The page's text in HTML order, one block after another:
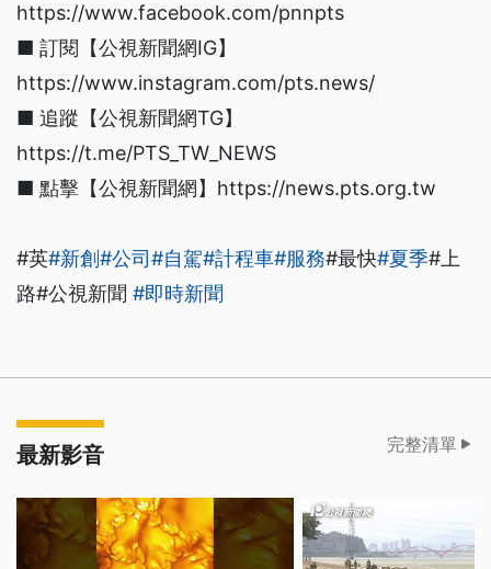
https://www.facebook.com/pnnpts
■ 訂閱【公視新聞網IG】
https://www.instagram.com/pts.news/
■ 追蹤【公視新聞網TG】
https://t.me/PTS_TW_NEWS
■ 點擊【公視新聞網】https://news.pts.org.tw
#英#新創#公司#自駕#計程車#服務#最快#夏季#上
路#公視新聞 #即時新聞
最新影音 完整清單